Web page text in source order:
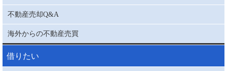
不動産売却Q&A
海外からの不動産売買
借りたい